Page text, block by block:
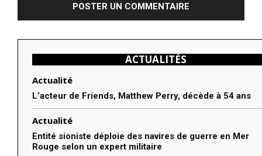
ACTUALITÉS
Actualité
L’acteur de Friends, Matthew Perry, décède à 54 ans
Actualité
Entité sioniste déploie des navires de guerre en Mer
Rouge selon un expert militaire